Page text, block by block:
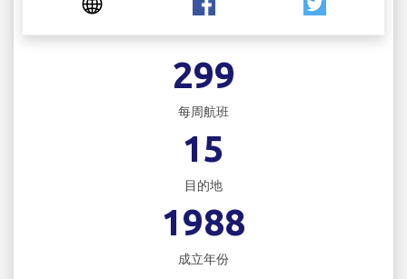
299
每周航班
15
目的地
1988
成立年份